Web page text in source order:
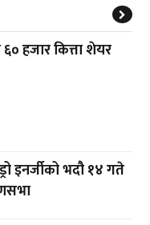
हजार कित्ता शेयर
इनर्जीको भदौ १४ गते